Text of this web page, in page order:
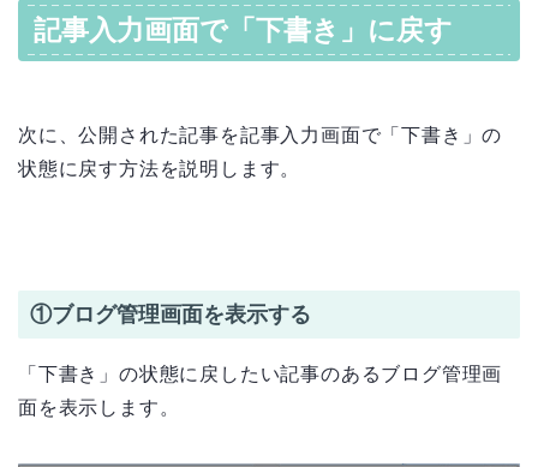
記事入力画面で「下書き」に戻す
次に、公開された記事を記事入力画面で「下書き」の
状態に戻す方法を説明します。
①ブログ管理画面を表示する
「下書き」の状態に戻したい記事のあるブログ管理画
面を表示します。